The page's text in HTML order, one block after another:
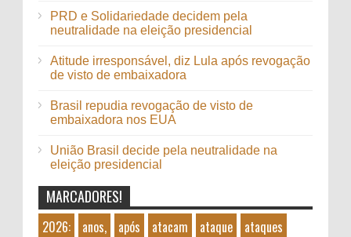
PRD e Solidariedade decidem pela
neutralidade na eleição presidencial
Atitude irresponsável, diz Lula após revogação
de visto de embaixadora
Brasil repudia revogação de visto de
embaixadora nos EUA
União Brasil decide pela neutralidade na
eleição presidencial
MARCADORES!
2026: anos, após atacam ataque
ataques